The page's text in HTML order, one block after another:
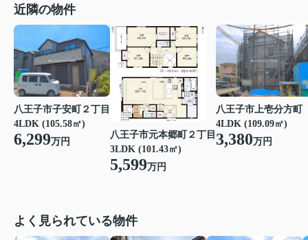
近隣の物件
八王子市子安町２丁目
4LDK (105.58㎡)
6,299万円
八王子市元本郷町２丁目
3LDK (101.43㎡)
5,599万円
八王子市上壱分方町
4LDK (109.09㎡)
3,380万円
よく見られている物件